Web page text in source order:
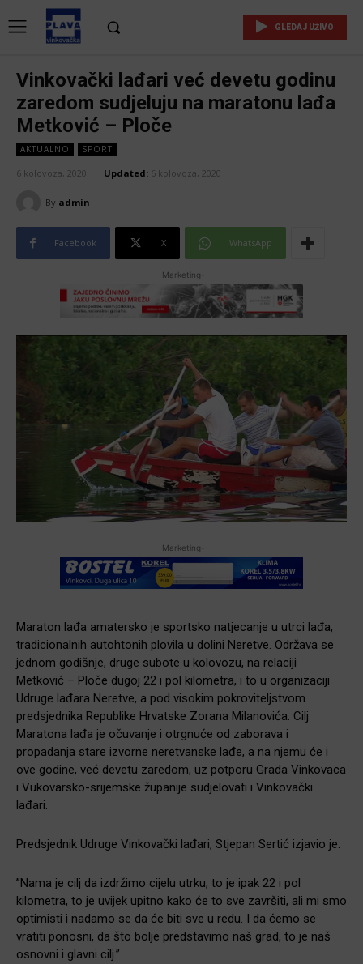
GLEDAJ UŽIVO
Vinkovački lađari već devetu godinu
zaredom sudjeluju na maratonu lađa
Metković – Ploče
AKTUALNO SPORT
6 kolovoza, 2020 Updated: 6 kolovoza, 2020
By admin
Facebook X WhatsApp
-Marketing-
-Marketing-
Maraton lađa amatersko je sportsko natjecanje u utrci lađa,
tradicionalnih autohtonih plovila u dolini Neretve. Održava se
jednom godišnje, druge subote u kolovozu, na relaciji
Metković – Ploče dugoj 22 i pol kilometra, i to u organizaciji
Udruge lađara Neretve, a pod visokim pokroviteljstvom
predsjednika Republike Hrvatske Zorana Milanovića. Cilj
Maratona lađa je očuvanje i otrgnuće od zaborava i
propadanja stare izvorne neretvanske lađe, a na njemu će i
ove godine, već devetu zaredom, uz potporu Grada Vinkovaca
i Vukovarsko-srijemske županije sudjelovati i Vinkovački
lađari.
Predsjednik Udruge Vinkovački lađari, Stjepan Sertić izjavio je:
”Nama je cilj da izdržimo cijelu utrku, to je ipak 22 i pol
kilometra, to je uvijek upitno kako će to sve završiti, ali mi smo
optimisti i nadamo se da će biti sve u redu. I da ćemo se
vratiti ponosni, da što bolje predstavimo naš grad, to je naš
osnovni i glavni cilj.”